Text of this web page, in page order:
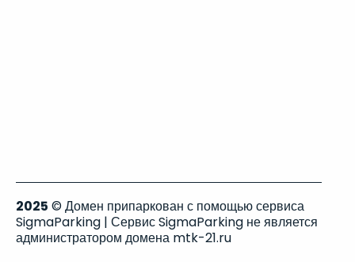
2025 © Домен припаркован с помощью сервиса
SigmaParking | Сервис SigmaParking не является
администратором домена mtk-21.ru